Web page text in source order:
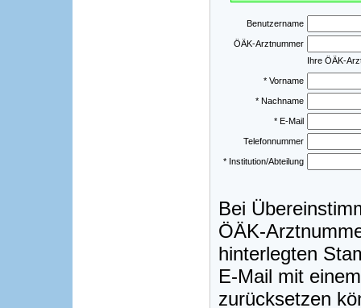
Benutzername
ÖÄK-Arztnummer
Ihre ÖÄK-
* Vorname
* Nachname
* E-Mail
Telefonnummer
* Institution/Abteilung
Bei
ÖÄK-
hinterlegten
E-Mail mit
zurücksetzen